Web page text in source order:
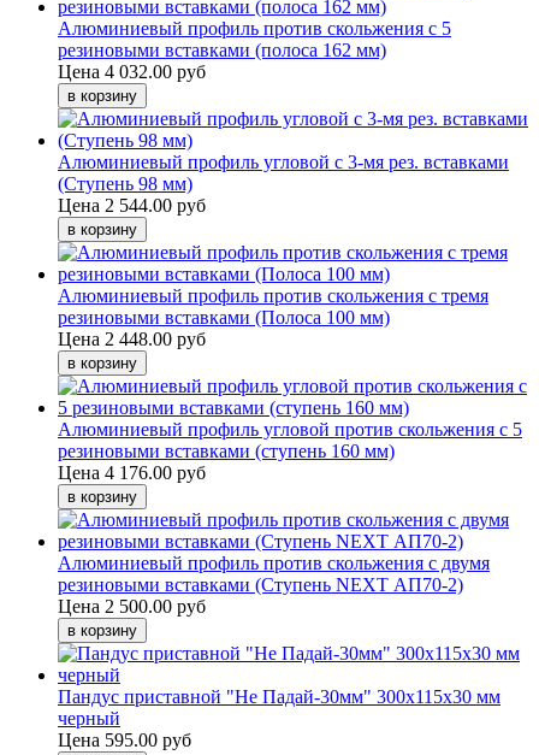
Алюминиевый профиль против скольжения с 5
резиновыми вставками (полоса 162 мм)
Цена 4 032.00 руб
Алюминиевый профиль угловой с 3-мя рез. вставками
(Ступень 98 мм)
Цена 2 544.00 руб
Алюминиевый профиль против скольжения с тремя
резиновыми вставками (Полоса 100 мм)
Цена 2 448.00 руб
Алюминиевый профиль угловой против скольжения с 5
резиновыми вставками (ступень 160 мм)
Цена 4 176.00 руб
Алюминиевый профиль против скольжения с двумя
резиновыми вставками (Ступень NEXT АП70-2)
Цена 2 500.00 руб
Пандус приставной "Не Падай-30мм" 300х115х30 мм
черный
Цена 595.00 руб